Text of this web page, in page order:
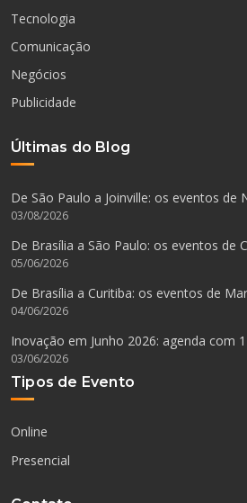
Tecnologia
Comunicação
Negócios
Publicidade
Últimas do Blog
De São Paulo a Joinville: os eventos de
03/08/2026
De Brasília a São Paulo: os eventos de
05/06/2026
De Brasília a Curitiba: os eventos de
04/06/2026
Inovação em Junho 2026: agenda com
03/06/2026
Tipos de Evento
Online
Presencial